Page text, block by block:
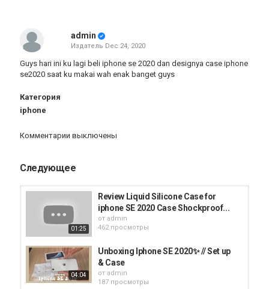
admin
Издатель Dec 24, 2020
Guys hari ini ku lagi beli iphone se 2020 dan designya case iphone
se2020 saat ku makai wah enak banget guys
Категория
iphone
Комментарии выключены
Следующее
01:25
Review Liquid Silicone Case for
iphone SE 2020 Case Shockproof...
от admin
462 просмотры
04:04
Unboxing Iphone SE 2020✨ // Set up
& Case
от admin
187 просмотры